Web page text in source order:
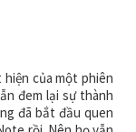
của một phiên
đem lại sự thành
đã bắt đầu quen